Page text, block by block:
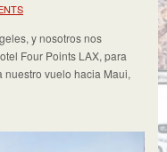
y nosotros nos
Four Points LAX, para
vuelo hacia Maui,